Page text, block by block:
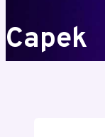
Capek